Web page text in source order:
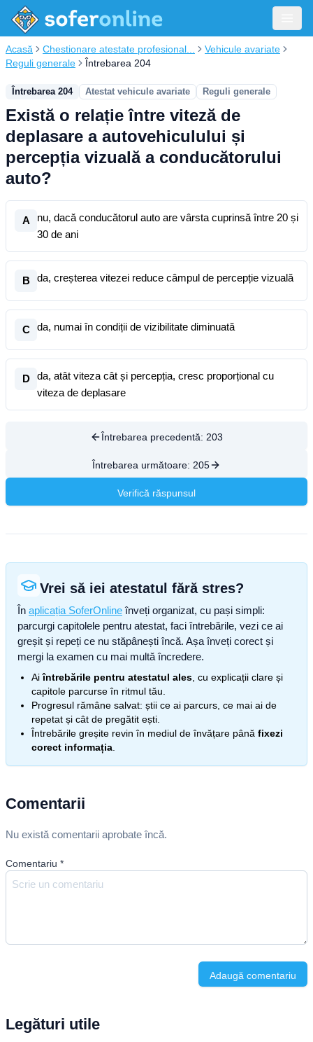
Acasă Chestionare atestate profesional...
Vehicule avariate
Reguli generale
Întrebarea 204
Întrebarea 204 Atestat vehicule avariate Reguli generale
Există o relație între viteză de
deplasare a autovehiculului și
percepția vizuală a conducătorului
auto?
A
nu, dacă conducătorul auto are vârsta cuprinsă între 20 și
30 de ani
B da, creșterea vitezei reduce câmpul de percepție vizuală
C da, numai în condiții de vizibilitate diminuată
D
da, atât viteza cât și percepția, cresc proporțional cu
viteza de deplasare
Întrebarea precedentă: 203
Întrebarea următoare: 205
Verifică răspunsul
Vrei să iei atestatul fără stres?
În aplicația SoferOnline înveți organizat, cu pași simpli:
parcurgi capitolele pentru atestat, faci întrebările, vezi ce ai
greșit și repeți ce nu stăpânești încă. Așa înveți corect și
mergi la examen cu mai multă încredere.
Aiîntrebările pentru atestatul ales , cu explicații clare și
capitole parcurse în ritmul tău.
Progresul rămâne salvat: știi ce ai parcurs, ce mai ai de
repetat și cât de pregătit ești.
Întrebările greșite revin în mediul de învățare până fixezi
corect informația
Comentarii
Nu există comentarii aprobate încă.
Comentariu *
Adaugă comentariu
Legături utile